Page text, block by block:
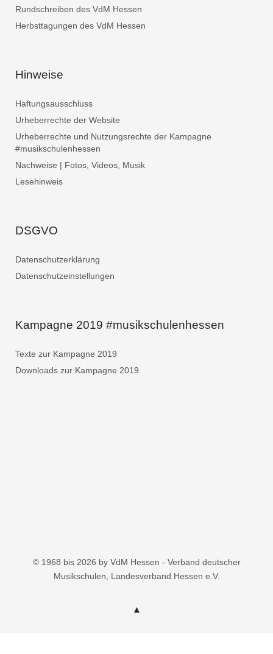
Rundschreiben des VdM Hessen
Herbsttagungen des VdM Hessen
Hinweise
Haftungsausschluss
Urheberrechte der Website
Urheberrechte und Nutzungsrechte der Kampagne
#musikschulenhessen
Nachweise | Fotos, Videos, Musik
Lesehinweis
DSGVO
Datenschutzerklärung
Datenschutzeinstellungen
Kampagne 2019 #musikschulenhessen
Texte zur Kampagne 2019
Downloads zur Kampagne 2019
© 1968 bis 2026 by VdM Hessen - Verband deutscher
Musikschulen, Landesverband Hessen e.V.